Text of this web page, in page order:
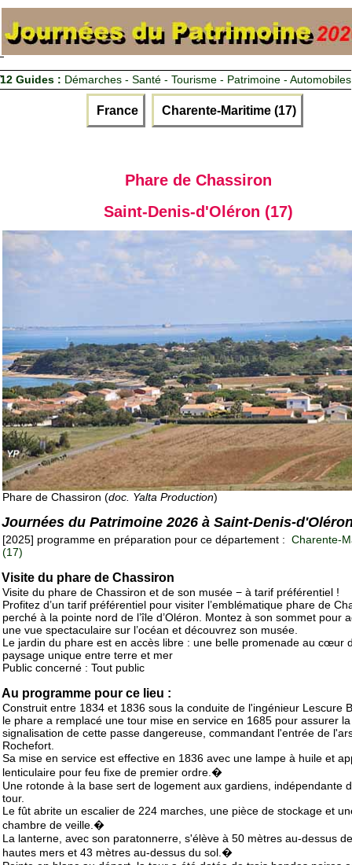
12 Guides : Démarches - Santé - Tourisme - Patrimoine - Automobiles
France Charente-Maritime (17)
Phare de Chassiron
Saint-Denis-d'Oléron (17)
Phare de Chassiron (doc. Yalta Production)
Journées du Patrimoine 2026 à Saint-Denis-
[2025] programme en préparation pour ce département : Charente-
(17)
Visite du phare de Chassiron
Visite du phare de Chassiron et de son musée − à tarif préférentiel !
Profitez d’un tarif préférentiel pour visiter l’emblématique phare de
perché à la pointe nord de l’île d’Oléron. Montez à son sommet pour
une vue spectaculaire sur l’océan et découvrez son musée.
Le jardin du phare est en accès libre : une belle promenade au cœur
paysage unique entre terre et mer
Public concerné : Tout public
Au programme pour ce lieu :
Construit entre 1834 et 1836 sous la conduite de l'ingénieur Lescure
le phare a remplacé une tour mise en service en 1685 pour assurer la
signalisation de cette passe dangereuse, commandant l'entrée de
Rochefort.
Sa mise en service est effective en 1836 avec une lampe à huile et
lenticulaire pour feu fixe de premier ordre.�
Une rotonde à la base sert de logement aux gardiens, indépendante
tour.
Le fût abrite un escalier de 224 marches, une pièce de stockage et
chambre de veille.�
La lanterne, avec son paratonnerre, s'élève à 50 mètres au-dessus
hautes mers et 43 mètres au-dessus du sol.�